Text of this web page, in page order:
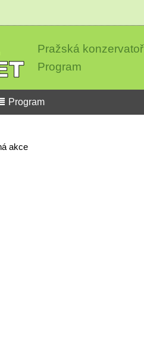
Pražská konzervatoř
Program
Program
akce